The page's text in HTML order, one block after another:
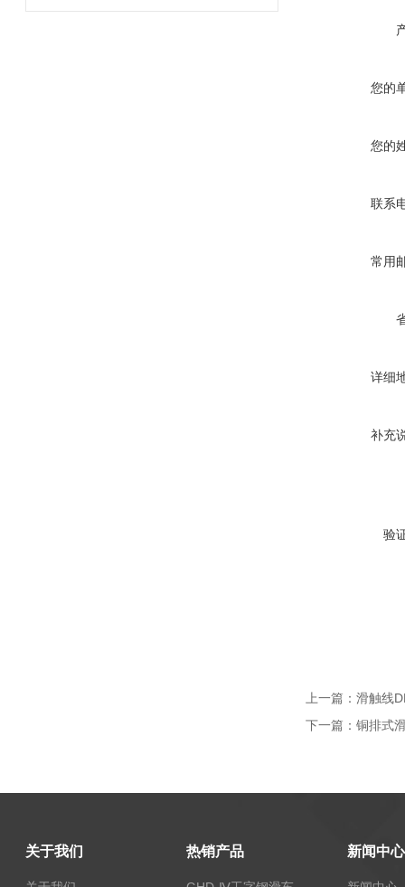
您的
您的
联系
常用
详细
补充
验
上一篇： 滑触线
下一篇： 铜排式
关于我们 热销产品 新闻中心